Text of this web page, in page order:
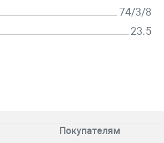
74/3/8
23.5
Покупателям